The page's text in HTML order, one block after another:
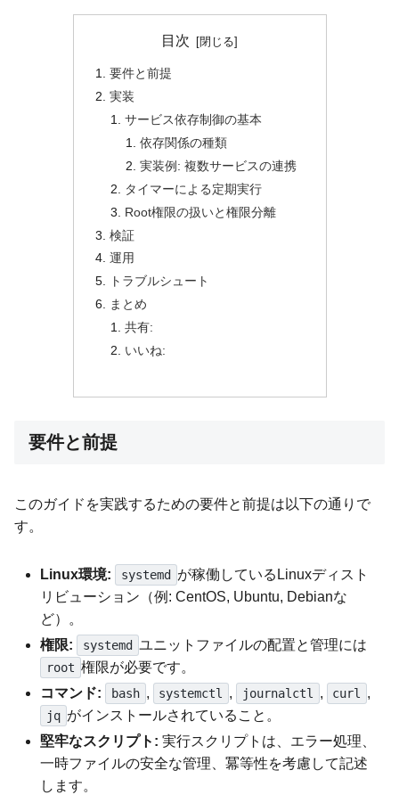
目次
要件と前提
実装
サービス依存制御の基本
依存関係の種類
実装例: 複数サービスの連携
タイマーによる定期実行
Root権限の扱いと権限分離
検証
運用
トラブルシュート
まとめ
共有:
いいね:
要件と前提
このガイドを実践するための要件と前提は以下の通りで
す。
Linux環境: systemd
が稼働しているLinuxディスト
リビューション（例: CentOS, Ubuntu, Debianな
ど）。
権限:
systemd ユニットファイルの配置と管理には
root 権限が必要です。
コマンド:
bash , systemctl , journalctl , curl ,
jq がインストールされていること。
堅牢なスクリプト: 実行スクリプトは、エラー処理、
一時ファイルの安全な管理、冪等性を考慮して記述
します。